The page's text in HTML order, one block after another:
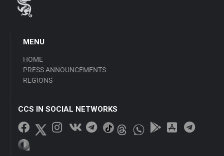
MENU
HOME
PRESS ANNOUNCEMENTS
REGIONS
CCS IN SOCIAL NETWORKS